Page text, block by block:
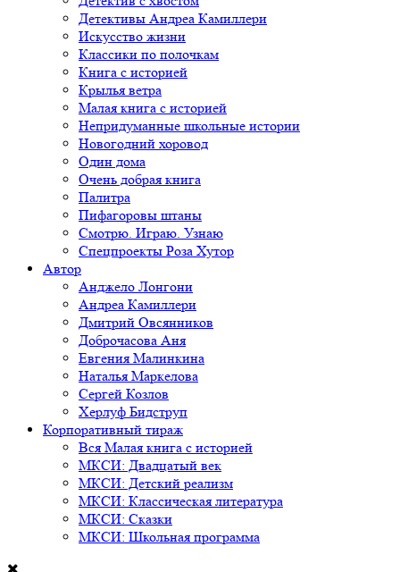
Детективы Андреа Камиллери
Искусство жизни
Классики по полочкам
Книга с историей
Крылья ветра
Малая книга с историей
Непридуманные школьные истории
Новогодний хоровод
Один дома
Очень добрая книга
Палитра
Пифагоровы штаны
Смотрю. Играю. Узнаю
Спецпроекты Роза Хутор
Автор
Анджело Лонгони
Андреа Камиллери
Дмитрий Овсянников
Доброчасова Аня
Евгения Малинкина
Наталья Маркелова
Сергей Козлов
Херлуф Бидструп
Корпоративный тираж
Вся Малая книга с историей
МКСИ: Двадцатый век
МКСИ: Детский реализм
МКСИ: Классическая литература
МКСИ: Сказки
МКСИ: Школьная программа